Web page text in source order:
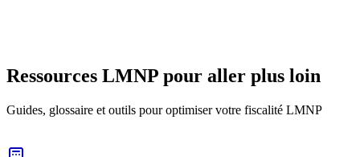
Ressources LMNP pour aller plus loin
Guides, glossaire et outils pour optimiser votre fiscalité LMNP